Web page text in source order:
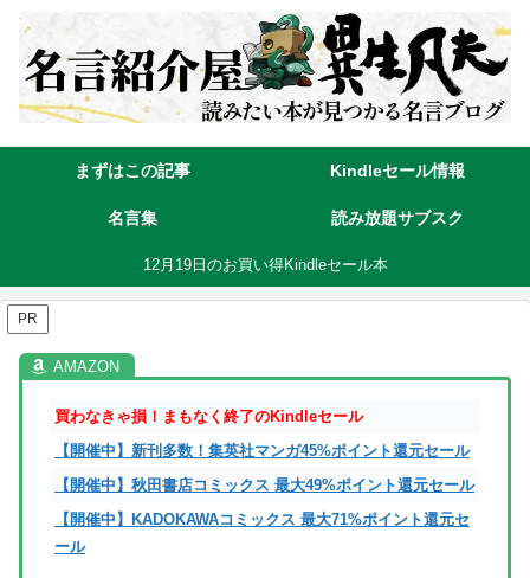
まずはこの記事 Kindleセール情報
名言集 読み放題サブスク
12月19日のお買い得Kindleセール本
PR
買わなきゃ損！まもなく終了のKindleセール
【開催中】新刊多数！集英社マンガ45%ポイント還元セール
【開催中】秋田書店コミックス 最大49%ポイント還元セール
【開催中】KADOKAWAコミックス 最大71%ポイント還元セ
ール